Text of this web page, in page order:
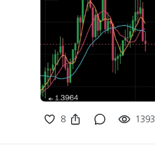
8 1393